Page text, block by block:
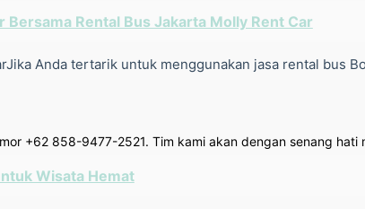
Bersama Rental Bus Jakarta Molly Rent Car
Anda tertarik untuk menggunakan jasa rental bus
+62 858-9477-2521. Tim kami akan dengan senang hati
Wisata Hemat